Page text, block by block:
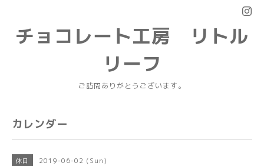
チョコレート工房 リトル
リーフ
ご訪問ありがとうございます。
カレンダー
休日 2019-06-02 (Sun)